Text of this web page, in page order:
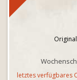
letztes verfügbares